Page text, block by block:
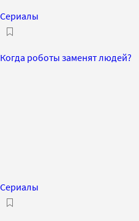
Сериалы
Когда роботы заменят людей?
Сериалы